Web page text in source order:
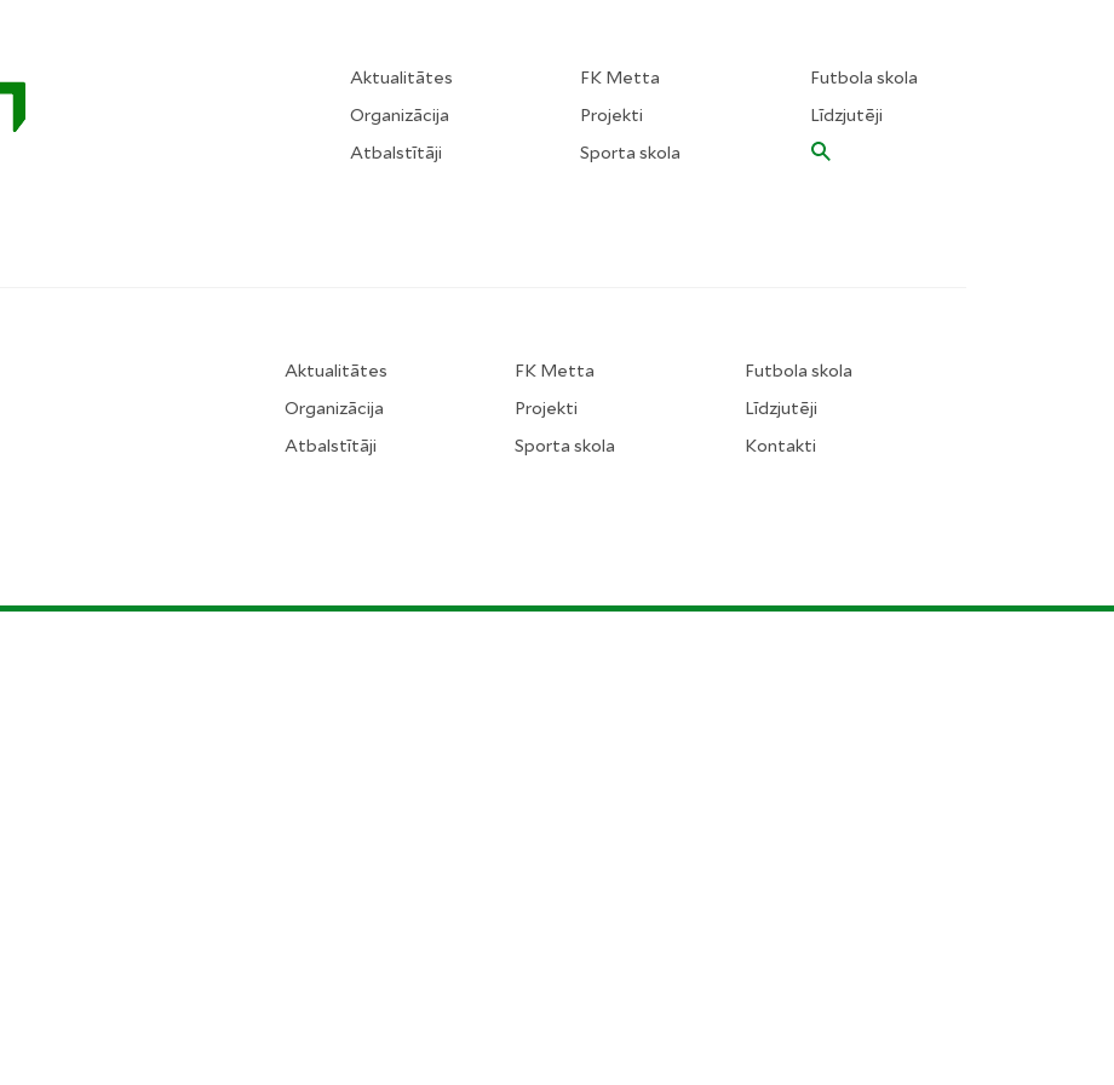
Aktualitātes
Organizācija
Atbalstītāji
FK Metta
Projekti
Sporta skola
Futbola skola
Līdzjutēji
Aktualitātes
Organizācija
Atbalstītāji
FK Metta
Projekti
Sporta skola
Futbola skola
Līdzjutēji
Kontakti